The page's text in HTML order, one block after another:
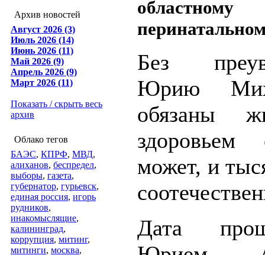
Архив новостей
Август 2026 (3)
Июль 2026 (14)
Июнь 2026 (11)
Май 2026 (9)
Апрель 2026 (9)
Март 2026 (11)
Показать / скрыть весь
архив
Облако тегов
БАЭС, КПРФ, МВД,
алиханов, беспредел,
выборы, газета,
губернатор, гурьевск,
единая россия, игорь
рудников,
инакомыслящие,
калининград,
коррупция, митинг,
митинги, москва,
областному
Без
Юрию
обязаны
может, и
Дата